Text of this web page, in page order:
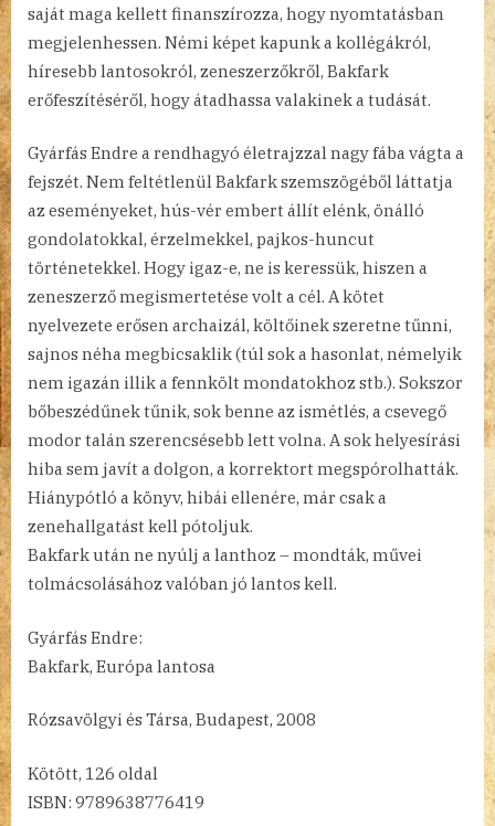
saját maga kellett finanszírozza, hogy nyomtatásban
megjelenhessen. Némi képet kapunk a kollégákról,
híresebb lantosokról, zeneszerzőkről, Bakfark
erőfeszítéséről, hogy átadhassa valakinek a tudását.
Gyárfás Endre a rendhagyó életrajzzal nagy fába vágta a
fejszét. Nem feltétlenül Bakfark szemszögéből láttatja
az eseményeket, hús-vér embert állít elénk, önálló
gondolatokkal, érzelmekkel, pajkos-huncut
történetekkel. Hogy igaz-e, ne is keressük, hiszen a
zeneszerző megismertetése volt a cél. A kötet
nyelvezete erősen archaizál, költőinek szeretne tűnni,
sajnos néha megbicsaklik (túl sok a hasonlat, némelyik
nem igazán illik a fennkölt mondatokhoz stb.). Sokszor
bőbeszédűnek tűnik, sok benne az ismétlés, a csevegő
modor talán szerencsésebb lett volna. A sok helyesírási
hiba sem javít a dolgon, a korrektort megspórolhatták.
Hiánypótló a könyv, hibái ellenére, már csak a
zenehallgatást kell pótoljuk.
Bakfark után ne nyúlj a lanthoz – mondták, művei
tolmácsolásához valóban jó lantos kell.
Gyárfás Endre:
Bakfark, Európa lantosa
Rózsavölgyi és Társa, Budapest, 2008
Kötött, 126 oldal
ISBN: 9789638776419